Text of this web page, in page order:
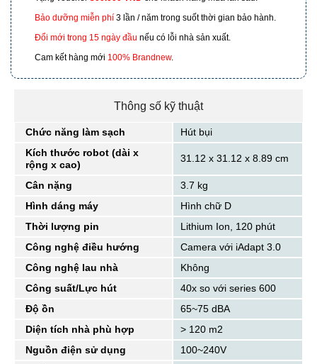
601 Hoàng Liên, TP Lào Cai
Bảo dưỡng miễn phí 3 lần / năm trong suốt thời gian bảo hành.
Đổi mới trong 15 ngày đầu nếu có lỗi nhà sản xuất.
Cam kết hàng mới 100% Brandnew.
Thông số kỹ thuật
Chức năng làm sạch
Hút bụi
Kích thước robot (dài x
rộng x cao)
31.12 x 31.12 x 8.89 cm
Cân nặng
3.7 kg
Hình dáng máy
Hình chữ D
Thời lượng pin
Lithium Ion, 120 phút
Công nghệ điều hướng
Camera với iAdapt 3.0
Công nghệ lau nhà
Không
Công suất/Lực hút
40x so với series 600
Độ ồn
65~75 dBA
Diện tích nhà phù hợp
> 120 m2
Nguồn điện sử dụng
100~240V